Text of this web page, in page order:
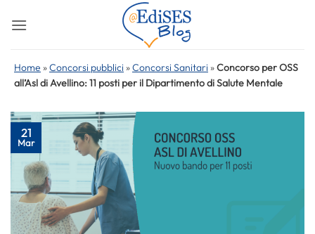
Home »Concorsi pubblici »Concorsi Sanitari »Concorso per OSS
all’Asl di Avellino: 11 posti per il Dipartimento di Salute Mentale
21
Mar